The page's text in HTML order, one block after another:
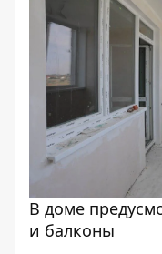
В доме
и балконы